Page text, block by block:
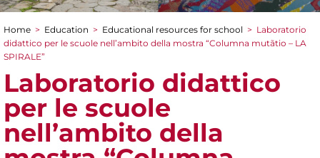
You are here
Home > Education > Educational resources for school > Laboratorio
didattico per le scuole nell’ambito della mostra “Columna mutãtio – LA
SPIRALE”
Laboratorio didattico
per le scuole
nell’ambito della